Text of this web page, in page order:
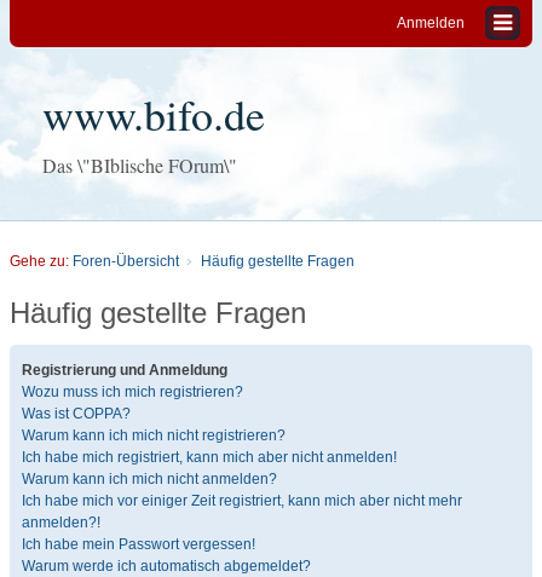
Anmelden
www.bifo.de
Das \"BIblische FOrum\"
Gehe zu: Foren-Übersicht Häufig gestellte Fragen
Häufig gestellte Fragen
Registrierung und Anmeldung
Wozu muss ich mich registrieren?
Was ist COPPA?
Warum kann ich mich nicht registrieren?
Ich habe mich registriert, kann mich aber nicht anmelden!
Warum kann ich mich nicht anmelden?
Ich habe mich vor einiger Zeit registriert, kann mich aber nicht mehr
anmelden?!
Ich habe mein Passwort vergessen!
Warum werde ich automatisch abgemeldet?